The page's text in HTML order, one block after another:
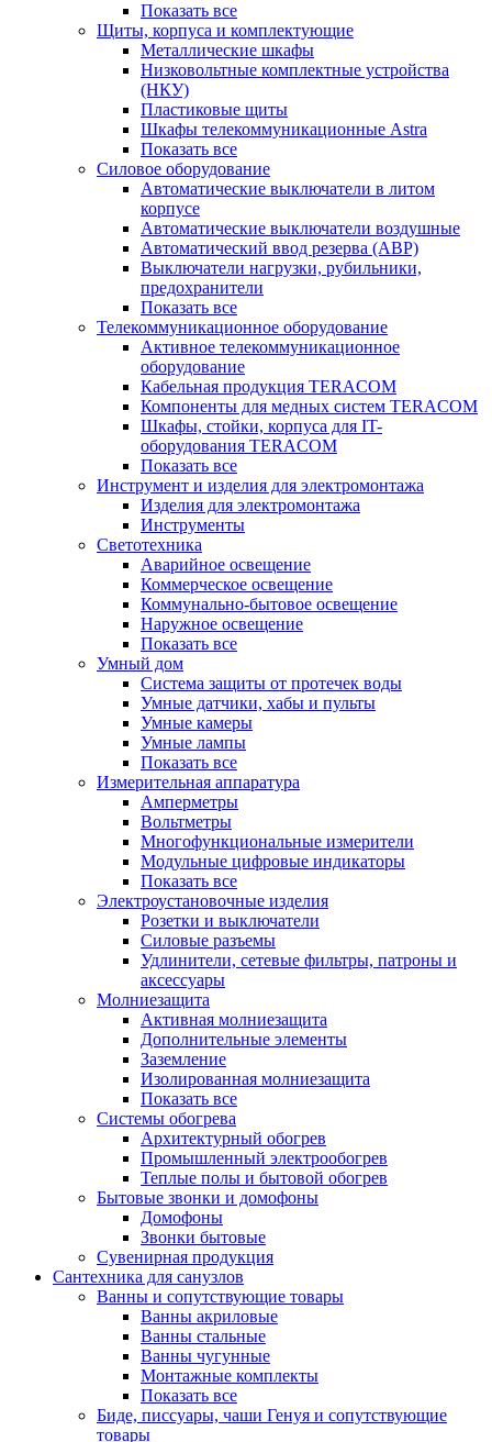
Показать все
Щиты, корпуса и комплектующие
Металлические шкафы
Низковольтные комплектные устройства
(НКУ)
Пластиковые щиты
Шкафы телекоммуникационные Astra
Показать все
Силовое оборудование
Автоматические выключатели в литом
корпусе
Автоматические выключатели воздушные
Автоматический ввод резерва (АВР)
Выключатели нагрузки, рубильники,
предохранители
Показать все
Телекоммуникационное оборудование
Активное телекоммуникационное
оборудование
Кабельная продукция TERACOM
Компоненты для медных систем TERACOM
Шкафы, стойки, корпуса для IT-
оборудования TERACOM
Показать все
Инструмент и изделия для электромонтажа
Изделия для электромонтажа
Инструменты
Светотехника
Аварийное освещение
Коммерческое освещение
Коммунально-бытовое освещение
Наружное освещение
Показать все
Умный дом
Система защиты от протечек воды
Умные датчики, хабы и пульты
Умные камеры
Умные лампы
Показать все
Измерительная аппаратура
Амперметры
Вольтметры
Многофункциональные измерители
Модульные цифровые индикаторы
Показать все
Электроустановочные изделия
Розетки и выключатели
Силовые разъемы
Удлинители, сетевые фильтры, патроны и
аксессуары
Молниезащита
Активная молниезащита
Дополнительные элементы
Заземление
Изолированная молниезащита
Показать все
Системы обогрева
Архитектурный обогрев
Промышленный электрообогрев
Теплые полы и бытовой обогрев
Бытовые звонки и домофоны
Домофоны
Звонки бытовые
Сувенирная продукция
Сантехника для санузлов
Ванны и сопутствующие товары
Ванны акриловые
Ванны стальные
Ванны чугунные
Монтажные комплекты
Показать все
Биде, писсуары, чаши Генуя и сопутствующие
товары